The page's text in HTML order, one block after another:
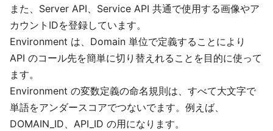
また、Server API、Service API 共通で使用する画像やア
カウントIDを登録しています。
Environment は、Domain 単位で定義することにより
API のコール先を簡単に切り替えれることを目的に使って
ます。
Environment の変数定義の命名規則は、すべて大文字で
単語をアンダースコアでつないでます。例えば、
DOMAIN_ID、API_ID の用になります。